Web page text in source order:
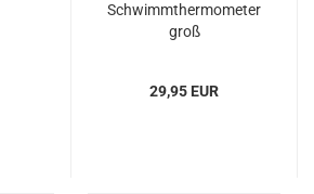
Schwimmthermometer
groß
29,95 EUR